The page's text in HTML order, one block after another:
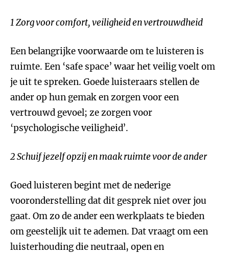
1 Zorg voor comfort, veiligheid en vertrouwdheid
Een belangrijke voorwaarde om te luisteren is
ruimte. Een ‘safe space’ waar het veilig voelt om
je uit te spreken. Goede luisteraars stellen de
ander op hun gemak en zorgen voor een
vertrouwd gevoel; ze zorgen voor
‘psychologische veiligheid’.
2 Schuif jezelf opzij en maak ruimte voor de ander
Goed luisteren begint met de nederige
vooronderstelling dat dit gesprek niet over jou
gaat. Om zo de ander een werkplaats te bieden
om geestelijk uit te ademen. Dat vraagt om een
luisterhouding die neutraal, open en